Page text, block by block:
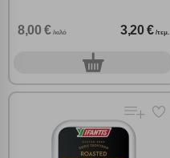
8,00 € /κιλό 3,20 € /τεμ.
0τεμ.